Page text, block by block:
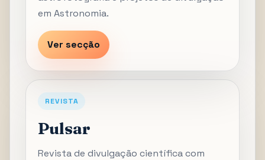
em Astronomia.
Ver secção
REVISTA
Pulsar
Revista de divulgação científica com